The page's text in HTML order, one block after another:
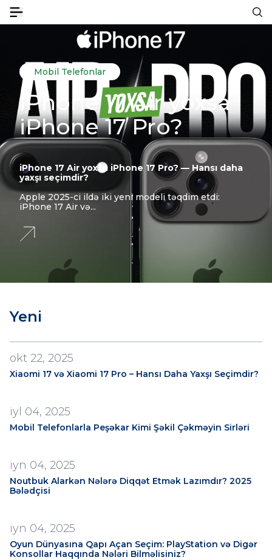
Mobil Telefonlar
iPhone 17 Air yoxsa
iPhone 17 Pro?
iPhone 17 Air yoxsa iPhone 17 Pro? — Hansı daha
yaxşı seçimdir?
Apple 2025-ci ildə iki yeni modeli təqdim etdi:
iPhone 17 Air və...
Yeni
okt 22, 2025
Xiaomi 17 və Xiaomi 17 Pro – Hansı Daha Yaxşı Seçimdir?
iyl 04, 2025
Mobil Telefonlarla Peşəkar Kimi Şəkil Çəkməyin Sirləri
iyn 04, 2025
Noutbuk Alarkən Nələrə Diqqət Etmək Lazımdır? 2025
Bələdçisi
iyn 04, 2025
Oyun Dünyasına Qapı Açan Seçim: PlayStation və Digər
Konsollar Haqqında Nələri Bilməlisiniz?